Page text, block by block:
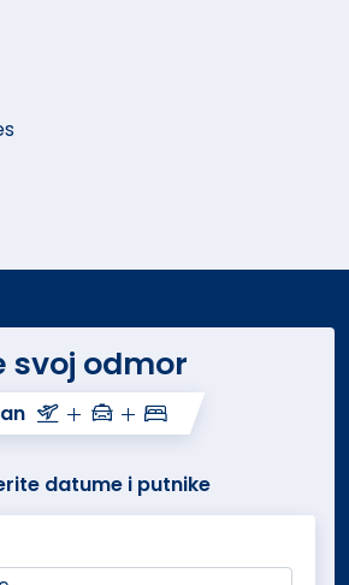
svoj odmor
datume i putnike